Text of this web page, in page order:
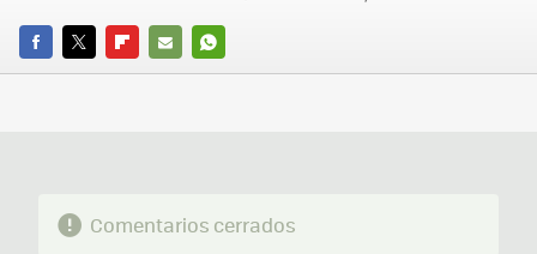
FACEBOOK
TWITTERFLIPBOARD
E-
WHATSAPP
Comentarios cerrados